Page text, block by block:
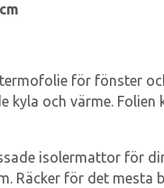
för fönster
kyla och värme.
isolermattor för
Räcker för det